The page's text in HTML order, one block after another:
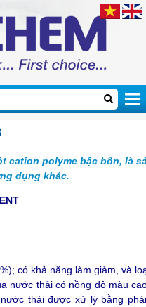
cation polyme bậc bốn, là
dụng khác.
có khả năng làm giảm, và
nước thải có nồng độ màu
thải được xử lý bằng